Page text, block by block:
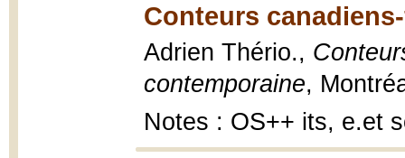
Conteurs
Adrien Thério.,
contemporaine,
Notes : OS++ its, e.et